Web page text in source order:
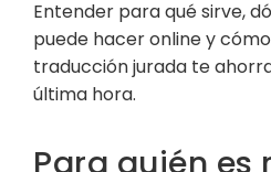
Entender para qué sirve,
puede hacer online y
traducción jurada te
última hora.
Para quién es